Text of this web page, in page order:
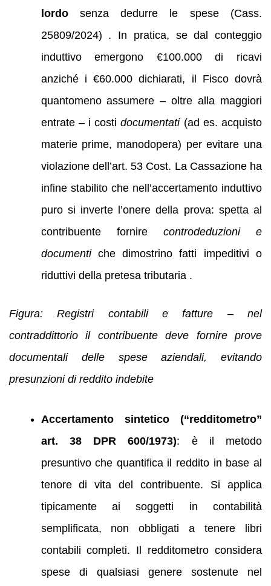
lordosenza dedurre le spese (Cass.
25809/2024) . In pratica, se dal conteggio
induttivo emergono €100.000 di ricavi
anziché i €60.000 dichiarati, il Fisco dovrà
quantomeno assumere – oltre alla maggiori
entrate – i costidocumentati(ad es. acquisto
materie prime, manodopera) per evitare una
violazione dell’art. 53 Cost. La Cassazione ha
infine stabilito che nell’accertamento induttivo
puro si inverte l’onere della prova: spetta al
contribuente fornire controdeduzioni e
documentiche dimostrino fatti impeditivi o
riduttivi della pretesa tributaria .
Figura: Registri contabili e fatture – nel
contraddittorio il contribuente deve fornire prove
documentali delle spese aziendali, evitando
presunzioni di reddito indebite
Accertamento sintetico (“redditometro”
art. 38 DPR 600/1973): è il metodo
presuntivo che quantifica il reddito in base al
tenore di vita del contribuente. Si applica
tipicamente ai soggetti in contabilità
semplificata, non obbligati a tenere libri
contabili completi. Il redditometro considera
spese di qualsiasi genere sostenute nel